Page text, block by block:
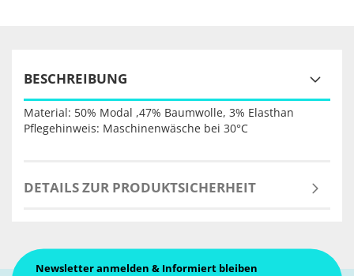
BESCHREIBUNG
Material: 50% Modal ,47% Baumwolle, 3% Elasthan
Pflegehinweis: Maschinenwäsche bei 30°C
DETAILS ZUR PRODUKTSICHERHEIT
Newsletter anmelden & Informiert bleiben